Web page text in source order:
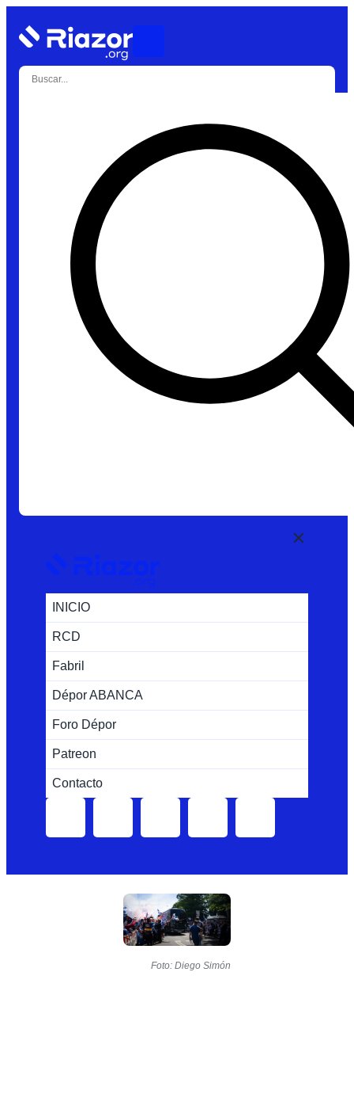
INICIO
RCD
Fabril
Dépor ABANCA
Foro Dépor
Patreon
Contacto
Foto: Diego Simón